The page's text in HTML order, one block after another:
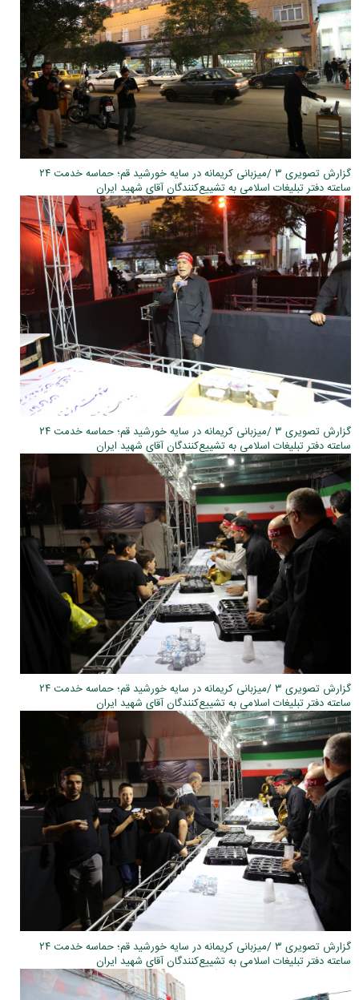
گزارش تصویری ۳ /میزبانی کریمانه در سایه خورشید قم؛ حماسه خدمت ۲۴
ساعته دفتر تبلیغات اسلامی به تشییع‌کنندگان آقای شهید ایران
گزارش تصویری ۳ /میزبانی کریمانه در سایه خورشید قم؛ حماسه خدمت ۲۴
ساعته دفتر تبلیغات اسلامی به تشییع‌کنندگان آقای شهید ایران
گزارش تصویری ۳ /میزبانی کریمانه در سایه خورشید قم؛ حماسه خدمت ۲۴
ساعته دفتر تبلیغات اسلامی به تشییع‌کنندگان آقای شهید ایران
گزارش تصویری ۳ /میزبانی کریمانه در سایه خورشید قم؛ حماسه خدمت ۲۴
ساعته دفتر تبلیغات اسلامی به تشییع‌کنندگان آقای شهید ایران